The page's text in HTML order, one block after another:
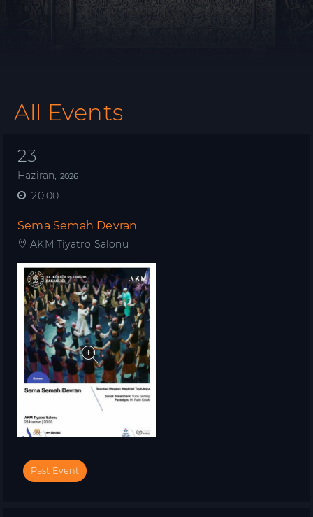
All Events
23
Haziran, 2026
20:00
Sema Semah Devran
AKM Tiyatro Salonu
Past Event